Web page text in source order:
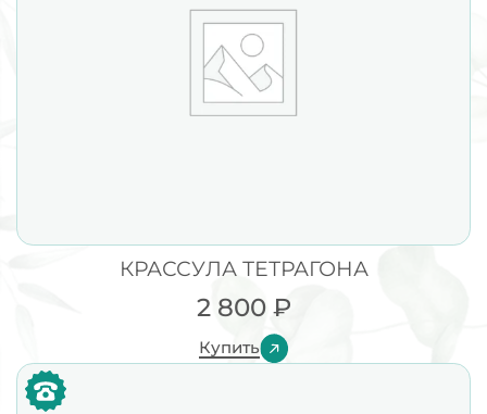
КРАССУЛА ТЕТРАГОНА
2 800 ₽
Купить